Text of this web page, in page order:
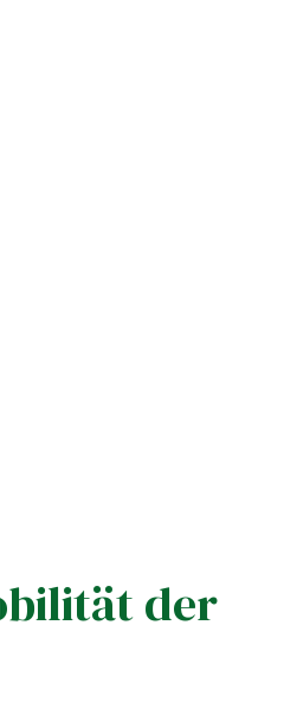
der